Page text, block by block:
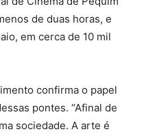
de duas horas, e
em cerca de 10 mil
confirma o papel
pontes. “Afinal de
sociedade. A arte é